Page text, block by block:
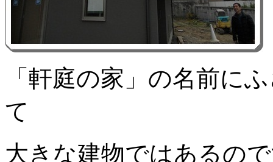
「軒庭の家」の名前に
て
大きな建物ではあるの